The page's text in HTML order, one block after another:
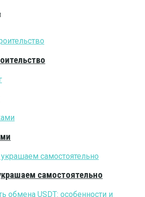
самостоятельно